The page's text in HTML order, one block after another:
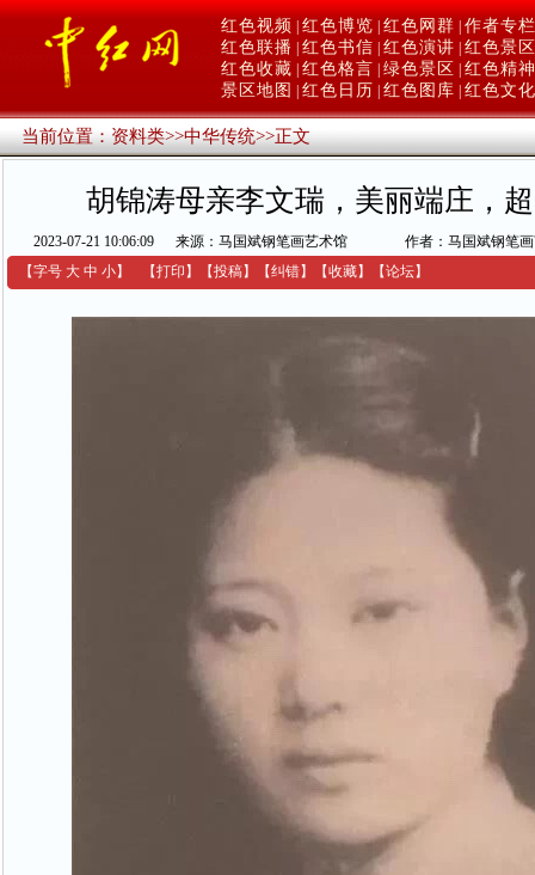
红色视频 红色博览 红色网群 作者专栏
红色联播 红色书信 红色演讲 红色景区
红色收藏 红色格言 绿色景区
红色精神
景区地图
红色日历 红色图库 红色文化
当前位置：资料类>>中华传统>>正文
胡锦涛母亲李文瑞，美丽端庄，
2023-07-21 10:06:09 来源：马国斌钢笔画艺术馆
作者：马国斌钢笔
【字号 大 中 小】 【打印 】 【投稿】 【纠错】 【收藏】 【论坛】